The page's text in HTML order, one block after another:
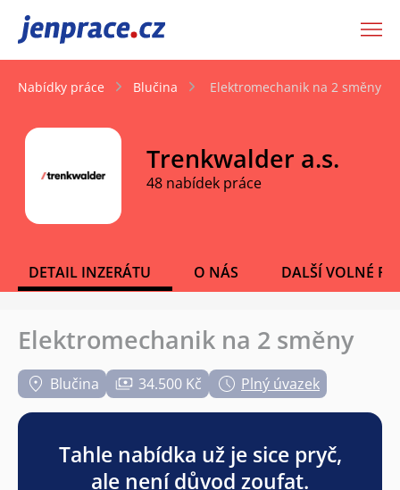
JenPráce.cz
Nabídky práce Blučina Elektromechanik na 2 směny
Trenkwalder a.s.
48 nabídek práce
DETAIL INZERÁTU O NÁS DALŠÍ VOLNÉ
Elektromechanik na 2 směny
Blučina 34.500 Kč Plný úvazek
Tahle nabídka už je sice pryč,
ale není důvod zoufat.